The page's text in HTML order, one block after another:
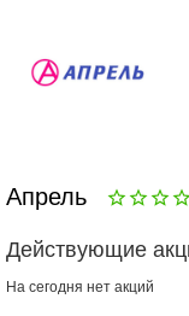
Апрель
Действующие
На сегодня нет акций